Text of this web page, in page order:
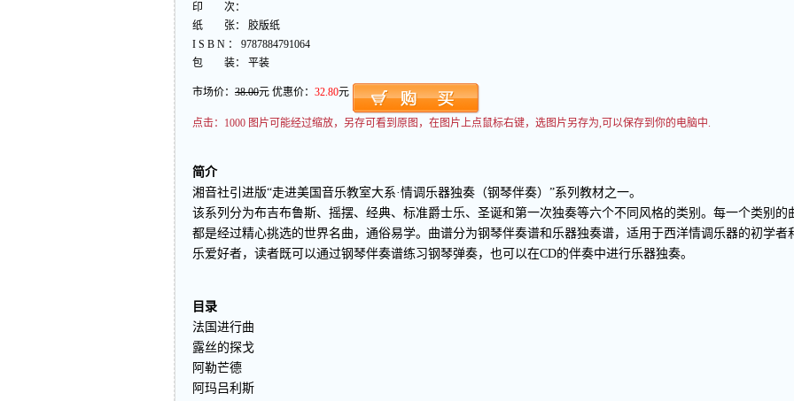
印 次：
纸 张： 胶版纸
I S B N ： 9787884791064
包 装： 平装
市场价： 38.00元 优惠价： 32.80元
点击： 1000 图片可能经过缩放，另存可看到原图，在图片上点鼠标右键，选图片另存为,可以保存到你的电脑中.
简介
湘音社引进版“走进美国音乐教室大系·情调乐器独奏（钢琴伴奏）”系列教材之一。
该系列分为布吉布鲁斯、摇摆、经典、标准爵士乐、圣诞和第一次独奏等六个不同风格的类别。每一个类别的
都是经过精心挑选的世界名曲，通俗易学。曲谱分为钢琴伴奏谱和乐器独奏谱，适用于西洋情调乐器的初学者
乐爱好者，读者既可以通过钢琴伴奏谱练习钢琴弹奏，也可以在CD的伴奏中进行乐器独奏。
目录
法国进行曲
露丝的探戈
阿勒芒德
阿玛吕利斯